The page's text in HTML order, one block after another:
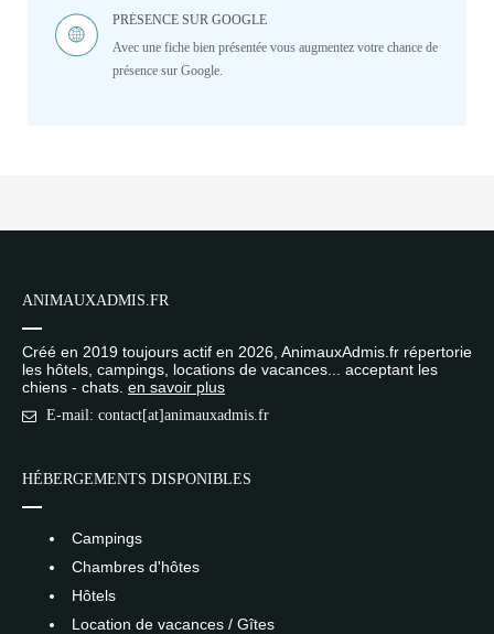
PRÉSENCE SUR GOOGLE
Avec une fiche bien présentée vous augmentez votre chance de
présence sur Google.
ANIMAUXADMIS.FR
Créé en 2019 toujours actif en 2026, AnimauxAdmis.fr répertorie
les hôtels, campings, locations de vacances... acceptant les
chiens - chats. en savoir plus
E-mail: contact[at]animauxadmis.fr
HÉBERGEMENTS DISPONIBLES
Campings
Chambres d'hôtes
Hôtels
Location de vacances / Gîtes